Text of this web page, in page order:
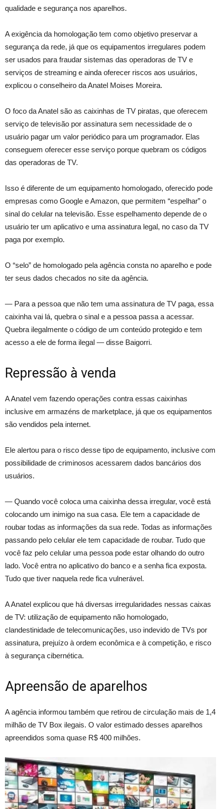
qualidade e segurança nos aparelhos.
A exigência da homologação tem como objetivo preservar a
segurança da rede, já que os equipamentos irregulares podem
ser usados para fraudar sistemas das operadoras de TV e
serviços de streaming e ainda oferecer riscos aos usuários,
explicou o conselheiro da Anatel Moises Moreira.
O foco da Anatel são as caixinhas de TV piratas, que oferecem
serviço de televisão por assinatura sem necessidade de o
usuário pagar um valor periódico para um programador. Elas
conseguem oferecer esse serviço porque quebram os códigos
das operadoras de TV.
Isso é diferente de um equipamento homologado, oferecido pode
empresas como Google e Amazon, que permitem “espelhar” o
sinal do celular na televisão. Esse espelhamento depende de o
usuário ter um aplicativo e uma assinatura legal, no caso da TV
paga por exemplo.
O “selo” de homologado pela agência consta no aparelho e pode
ter seus dados checados no site da agência.
— Para a pessoa que não tem uma assinatura de TV paga, essa
caixinha vai lá, quebra o sinal e a pessoa passa a acessar.
Quebra ilegalmente o código de um conteúdo protegido e tem
acesso a ele de forma ilegal — disse Baigorri.
Repressão à venda
A Anatel vem fazendo operações contra essas caixinhas
inclusive em armazéns de marketplace, já que os equipamentos
são vendidos pela internet.
Ele alertou para o risco desse tipo de equipamento, inclusive com
possibilidade de criminosos acessarem dados bancários dos
usuários.
— Quando você coloca uma caixinha dessa irregular, você está
colocando um inimigo na sua casa. Ele tem a capacidade de
roubar todas as informações da sua rede. Todas as informações
passando pelo celular ele tem capacidade de roubar. Tudo que
você faz pelo celular uma pessoa pode estar olhando do outro
lado. Você entra no aplicativo do banco e a senha fica exposta.
Tudo que tiver naquela rede fica vulnerável.
A Anatel explicou que há diversas irregularidades nessas caixas
de TV: utilização de equipamento não homologado,
clandestinidade de telecomunicações, uso indevido de TVs por
assinatura, prejuízo à ordem econômica e à competição, e risco
à segurança cibernética.
Apreensão de aparelhos
A agência informou também que retirou de circulação mais de 1,4
milhão de TV Box ilegais. O valor estimado desses aparelhos
apreendidos soma quase R$ 400 milhões.